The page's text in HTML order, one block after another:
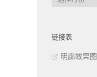
链接表
明廊效果图